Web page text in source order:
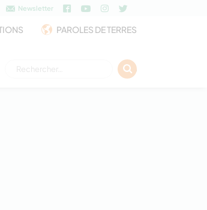
Newsletter
PAROLES DE TERRES